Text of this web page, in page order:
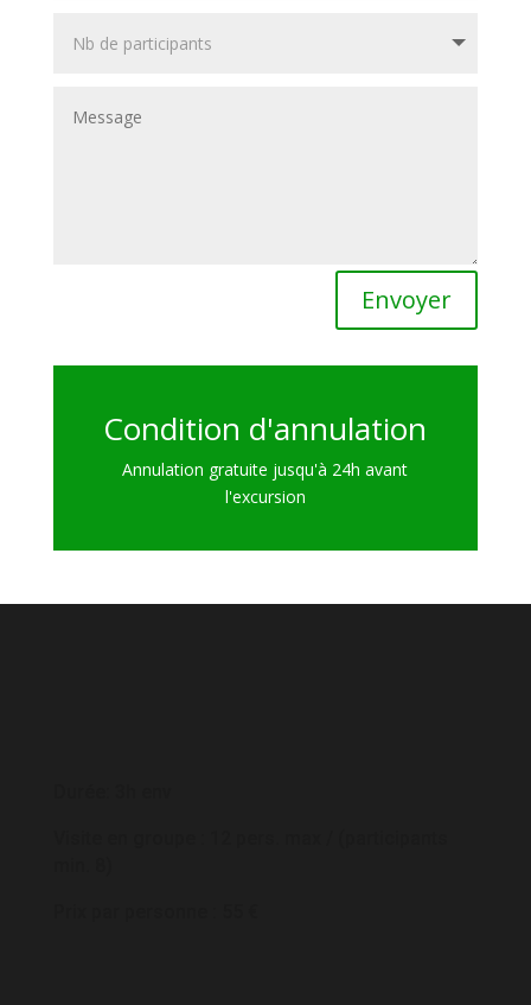
Envoyer
Condition d'annulation
Annulation gratuite jusqu'à 24h avant
l'excursion